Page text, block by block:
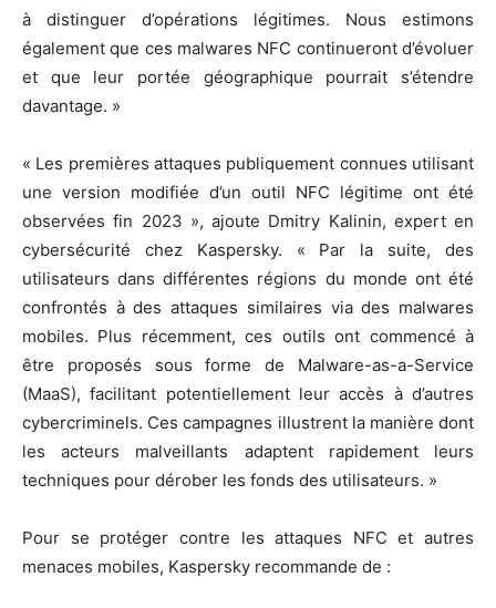
à distinguer d’opérations légitimes. Nous estimons
également que ces malwares NFC continueront d’évoluer
et que leur portée géographique pourrait s’étendre
davantage. »
« Les premières attaques publiquement connues utilisant
une version modifiée d’un outil NFC légitime ont été
observées fin 2023 », ajoute Dmitry Kalinin, expert en
cybersécurité chez Kaspersky. « Par la suite, des
utilisateurs dans différentes régions du monde ont été
confrontés à des attaques similaires via des malwares
mobiles. Plus récemment, ces outils ont commencé à
être proposés sous forme de Malware-as-a-Service
(MaaS), facilitant potentiellement leur accès à d’autres
cybercriminels. Ces campagnes illustrent la manière dont
les acteurs malveillants adaptent rapidement leurs
techniques pour dérober les fonds des utilisateurs. »
Pour se protéger contre les attaques NFC et autres
menaces mobiles, Kaspersky recommande de :